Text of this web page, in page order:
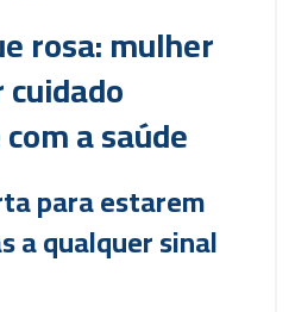
rosa: mulher
a saúde
para estarem
a qualquer sinal